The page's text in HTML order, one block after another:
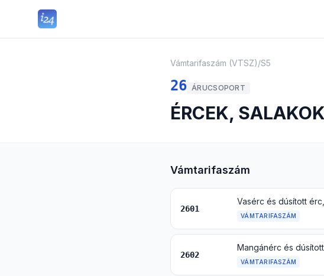
Vámtarifaszám (VTSZ)/S5
26 ÁRUCSOPORT
ÉRCEK,
Vámtarifaszám
2601
Vasérc és dúsított
VÁMTARIFASZÁM
2602
VÁMTARIFASZÁM